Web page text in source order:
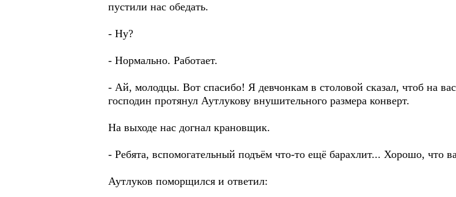
пустили нас обедать.
- Ну?
- Нормально. Работает.
- Ай, молодцы. Вот спасибо! Я девчонкам в столовой сказал, чтоб на
господин протянул Аутлукову внушительного размера конверт.
На выходе нас догнал крановщик.
- Ребята, вспомогательный подъём что-то ещё барахлит... Хорошо, что
Аутлуков поморщился и ответил: